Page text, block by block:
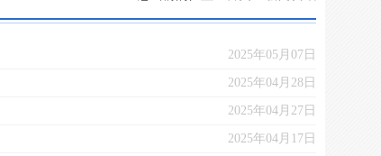
2025年05月07日
2025年04月28日
2025年04月27日
2025年04月17日